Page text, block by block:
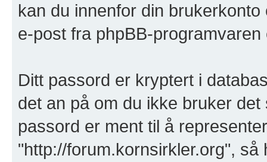
kan du innenfor din
e-post fra phpBB-programvaren
Ditt passord er kryptert i
det an på om du ikke bruker
passord er ment til å
"http://forum.kornsirkler.org",